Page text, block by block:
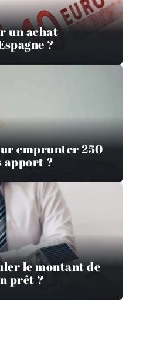
un achat
?
emprunter 250
apport ?
le montant de
prêt ?